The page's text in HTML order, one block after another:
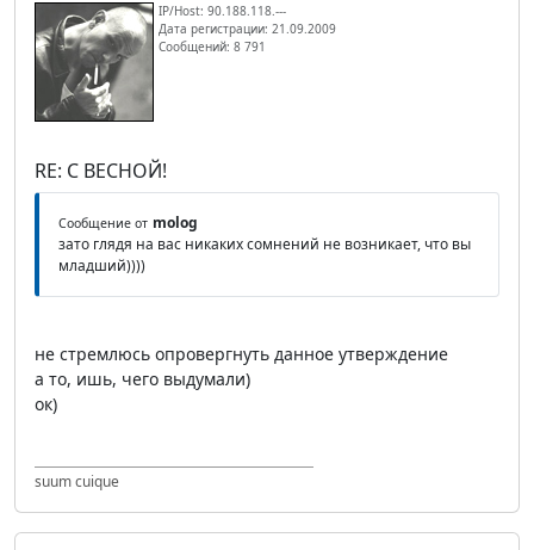
IP/Host: 90.188.118.---
Дата регистрации: 21.09.2009
Сообщений: 8 791
RE: С ВЕСНОЙ!
Сообщение от molog
зато глядя на вас никаких сомнений не возникает, что вы
младший))))
не стремлюсь опровергнуть данное утверждение
а то, ишь, чего выдумали)
ок)
suum cuique